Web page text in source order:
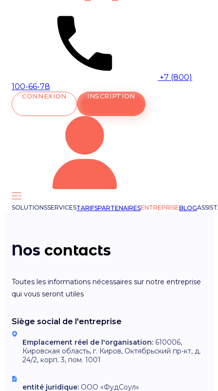
+7 (800)
100-66-78
CONNEXION INSCRIPTION
SOLUTIONSSERVICESTARIFSPARTENAIRESENTREPRISEBLOG
Nos contacts
Toutes les informations nécessaires sur notre entreprise
qui vous seront utiles
Siège social de l'entreprise
Emplacement réel de l'organisation: 610006,
Кировская область, г. Киров, Октябрьский пр-кт, д.
24/2, корп. 3, пом. 1001
entité juridique: ООО «ФудСоул»